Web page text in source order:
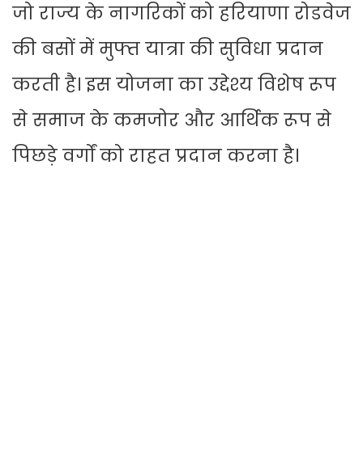
जो राज्य के नागरिकों को हरियाणा रोडवेज
की बसों में मुफ्त यात्रा की सुविधा प्रदान
करती है। इस योजना का उद्देश्य विशेष रूप
से समाज के कमजोर और आर्थिक रूप से
पिछड़े वर्गों को राहत प्रदान करना है।